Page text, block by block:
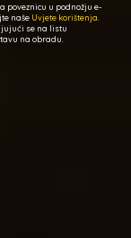
poveznicu u podnožju e-
naše Uvjete korištenja
se na listu
na obradu.